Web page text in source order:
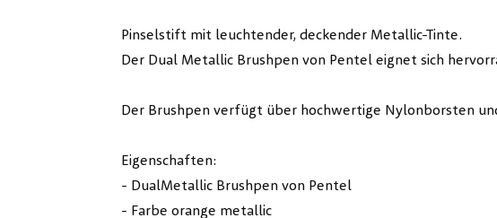
Pinselstift mit leuchtender, deckender Metallic-Tinte.
Der Dual Metallic Brushpen von Pentel eignet sich
Der Brushpen verfügt über hochwertige Nylonborsten
Eigenschaften:
- DualMetallic Brushpen von Pentel
- Farbe orange metallic